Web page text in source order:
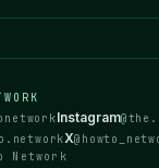
Instagram
X
Network